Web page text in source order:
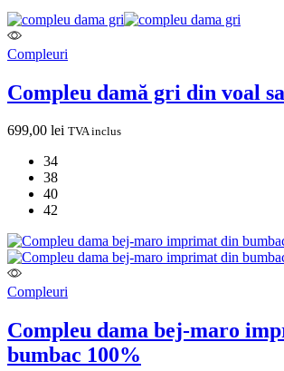
Compleuri
Compleu damă gri din voal
699,00 lei TVA inclus
34
38
40
42
Compleuri
Compleu dama bej-maro
bumbac 100%